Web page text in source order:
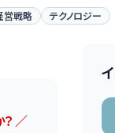
営戦略 テクノロジー
／